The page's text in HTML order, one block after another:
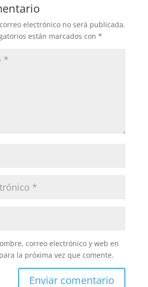
electrónico no será publicada.
están marcados con *
correo electrónico y web en
la próxima vez que comente.